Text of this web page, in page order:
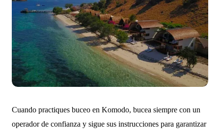
Cuando practiques buceo en Komodo, bucea siempre con un
operador de confianza y sigue sus instrucciones para garantizar